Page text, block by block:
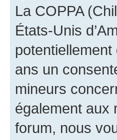
La COPPA
États-Unis
ans un
mineurs
également aux
forum, nous